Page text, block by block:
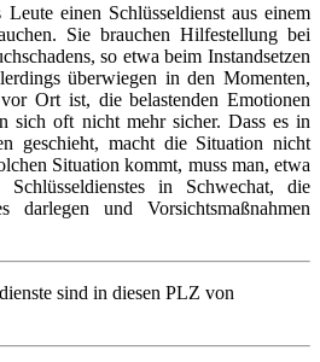
einen Schlüsseldienst aus einem
Sie brauchen Hilfestellung bei
so etwa beim Instandsetzen
überwiegen in den Momenten,
Ort ist, die belastenden Emotionen
sich oft nicht mehr sicher. Dass es in
geschieht, macht die Situation nicht
Situation kommt, muss man, etwa
in Schwechat, die
darlegen und Vorsichtsmaßnahmen
sind in diesen PLZ von